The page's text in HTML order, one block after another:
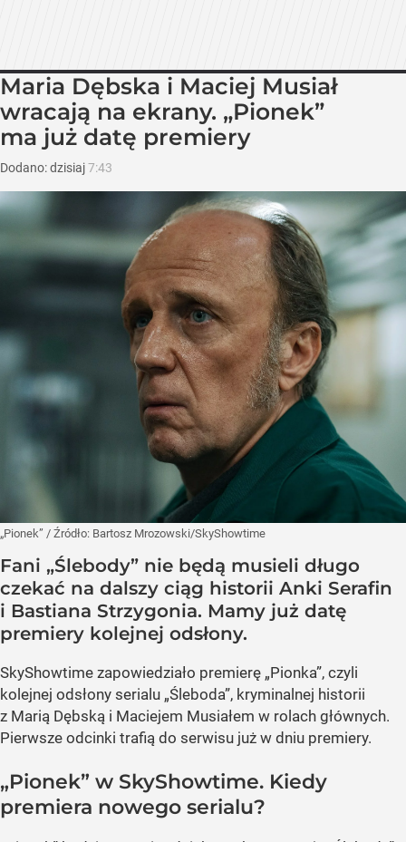
Maria Dębska i Maciej Musiał
wracają na ekrany. „Pionek”
ma już datę premiery
Dodano:dzisiaj7:43
„Pionek” / Źródło: Bartosz Mrozowski/SkyShowtime
Fani „Ślebody” nie będą musieli długo
czekać na dalszy ciąg historii Anki Serafin
i Bastiana Strzygonia. Mamy już datę
premiery kolejnej odsłony.
SkyShowtime zapowiedziało premierę „Pionka”, czyli
kolejnej odsłony serialu „Śleboda”, kryminalnej historii
z Marią Dębską i Maciejem Musiałem w rolach głównych.
Pierwsze odcinki trafią do serwisu już w dniu premiery.
„Pionek” w SkyShowtime. Kiedy
premiera nowego serialu?